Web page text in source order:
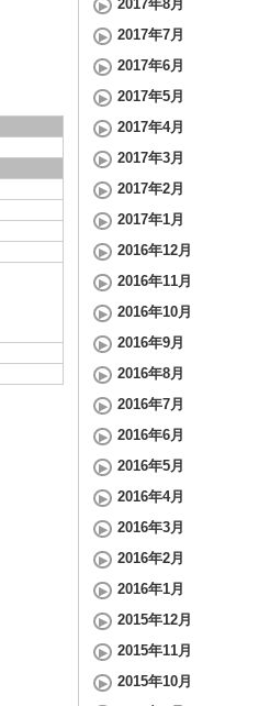
2017年8月
2017年7月
2017年6月
2017年5月
2017年4月
2017年3月
2017年2月
2017年1月
2016年12月
2016年11月
2016年10月
2016年9月
2016年8月
2016年7月
2016年6月
2016年5月
2016年4月
2016年3月
2016年2月
2016年1月
2015年12月
2015年11月
2015年10月